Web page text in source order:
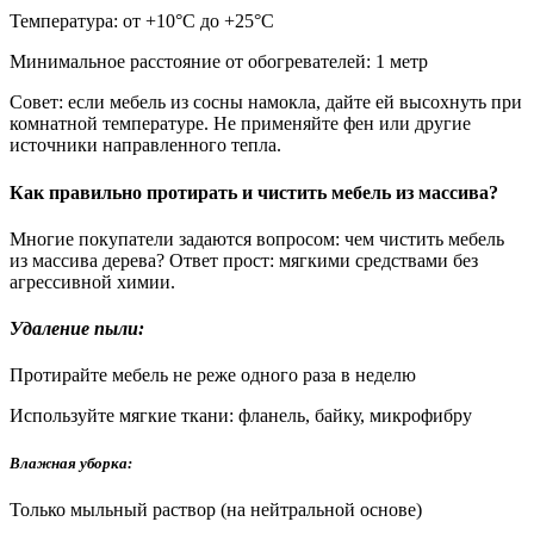
Температура: от +10°С до +25°С
Минимальное расстояние от обогревателей: 1 метр
Совет: если мебель из сосны намокла, дайте ей высохнуть при
комнатной температуре. Не применяйте фен или другие
источники направленного тепла.
Как правильно протирать и чистить мебель из массива?
Многие покупатели задаются вопросом: чем чистить мебель
из массива дерева? Ответ прост: мягкими средствами без
агрессивной химии.
Удаление пыли:
Протирайте мебель не реже одного раза в неделю
Используйте мягкие ткани: фланель, байку, микрофибру
Влажная уборка:
Только мыльный раствор (на нейтральной основе)